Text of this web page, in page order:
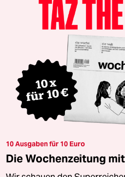
10 Ausgaben für 10 Euro
Die Wochenzeitung